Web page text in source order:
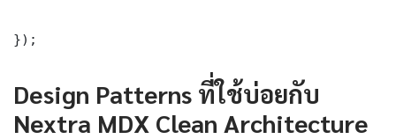
});
Design Patterns ที่ใช้บ่อยกับ
Nextra MDX Clean Architecture